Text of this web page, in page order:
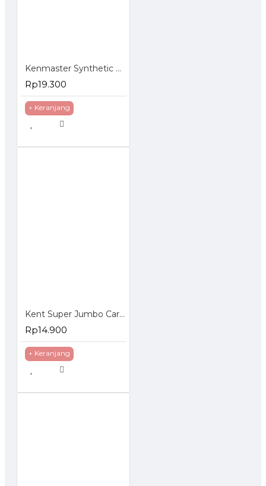
Kenmaster Synthetic Cloth Plas Chamois Kanebo
Rp19.300
+ Keranjang
Kent Super Jumbo Car Sponge Shrink - Busa Spons Pembersih Mobil
Rp14.900
+ Keranjang